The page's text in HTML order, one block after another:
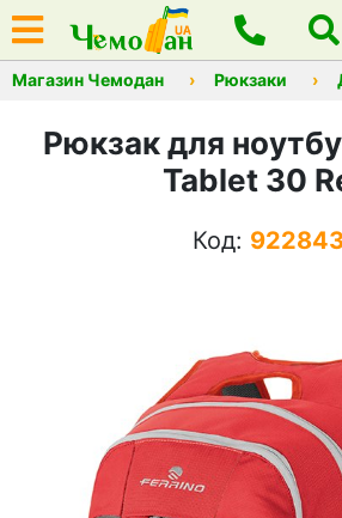
Магазин Чемодан Рюкзаки
Рюкзак для
Tablet 30
Код: 922843